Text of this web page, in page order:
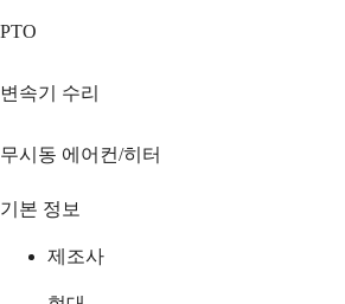
PTO
변속기 수리
무시동 에어컨/히터
기본 정보
제조사